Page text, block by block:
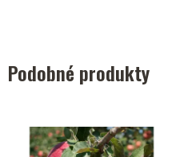
Podobné produkty